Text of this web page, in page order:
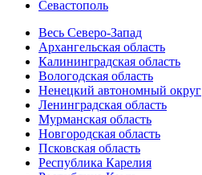
Севастополь
Весь Северо-Запад
Архангельская область
Калининградская область
Вологодская область
Ненецкий автономный округ
Ленинградская область
Мурманская область
Новгородская область
Псковская область
Республика Карелия